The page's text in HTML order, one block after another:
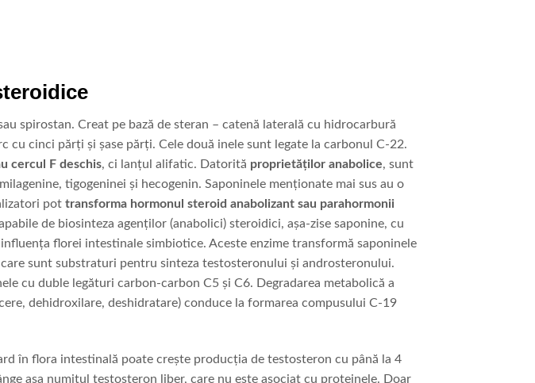
spirostan. Creat pe bază de steran – catenă laterală cu hidrocarbură
cu cinci părți și șase părți. Cele două inele sunt legate la carbonul C-22.
cercul F deschis, ci lanțul alifatic. Datorită proprietăților anabolice, sunt
tigogeninei și hecogenin. Saponinele menționate mai sus au o
pot transforma hormonul steroid anabolizant sau parahormonii
de biosinteza agenților (anabolici) steroidici, așa-zise saponine, cu
florei intestinale simbiotice. Aceste enzime transformă saponinele
sunt substraturi pentru sinteza testosteronului și androsteronului.
cu duble legături carbon-carbon C5 și C6. Degradarea metabolică a
dehidroxilare, deshidratare) conduce la formarea compusului C-19
în flora intestinală poate crește producția de testosteron cu până la 4
așa numitul testosteron liber, care nu este asociat cu proteinele. Doar